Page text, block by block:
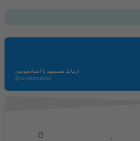
ارتباط مستقیم با استادمومنی
@ostadmomeni